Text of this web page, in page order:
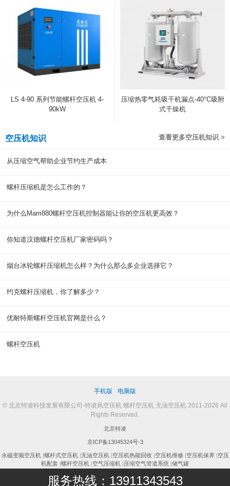
LS 4-90 系列节能螺杆空压机 4-
90kW
压缩热零气耗吸干机漏点-40°C吸附
式干燥机
查看更多空压机知识 >
空压机知识
从压缩空气帮助企业节约生产成本
螺杆压缩机是怎么工作的？
为什么Mam880螺杆空压机控制器能让你的空压机更高效？
你知道汉德螺杆空压机厂家密码吗？
烟台冰轮螺杆压缩机怎么样？为什么那么多企业选择它？
约克螺杆压缩机，你了解多少？
优耐特斯螺杆空压机官网是什么？
螺杆空压机
手机版
电脑版
© 北京特凌科技发展有限公司-特凌风空压机 螺杆空压机 无油空压机 2011-2026 All
Rights Reserved.
北京特凌
京ICP备13045324号-3
永磁变频空压机|螺杆式空压机|无油空压机|空压机热能回收 |空压机维修|空压机保养|空压
机配套 |螺杆空压机 |空气压缩机 |压缩空气管道系统 |储气罐
服务热线：13911343543